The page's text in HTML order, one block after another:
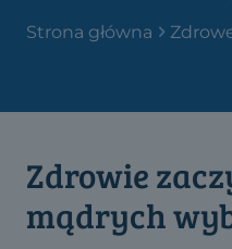
Strona główna
Zdrowie
mądrych